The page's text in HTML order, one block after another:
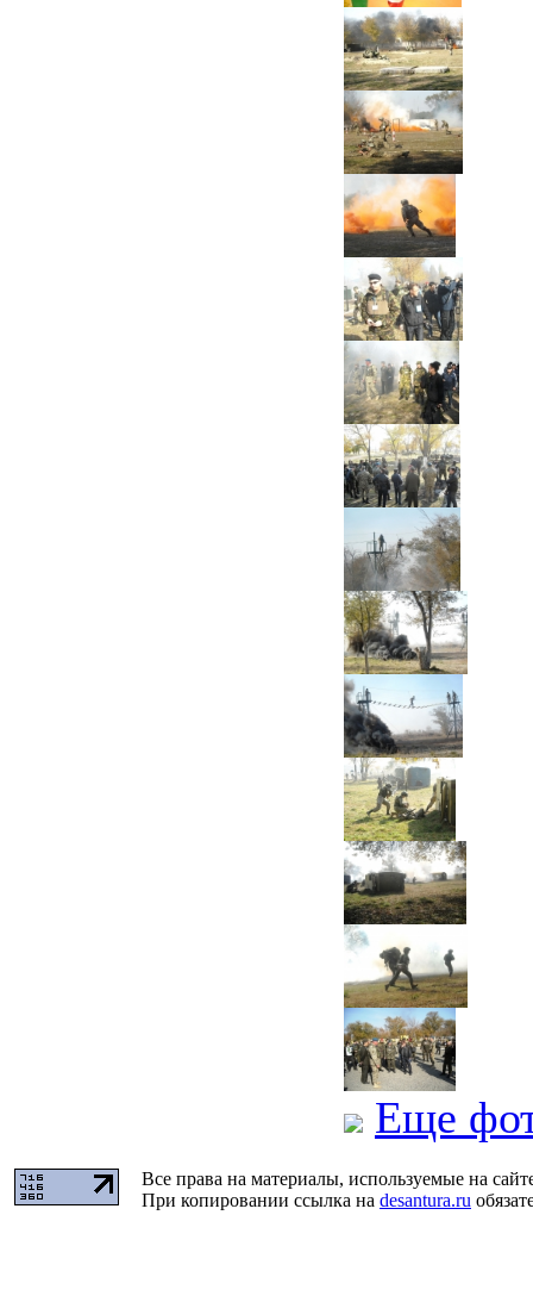
Еще
Все права на материалы, используемые на
При копировании ссылка на desantura.ru